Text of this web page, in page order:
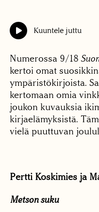
Kuuntele juttu
Numerossa 9/18
kertoi omat
ympäristökirjoista.
kertomaan omia
joukon kuvauksia
kirjaelämyksistä.
vielä puuttuvan
Pertti Koskimies ja
Metson suku